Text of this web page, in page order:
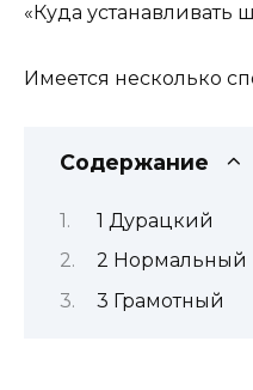
«Куда устанавливать
Имеется несколько
Содержание
1 Дурацкий
2 Нормальный
3 Грамотный